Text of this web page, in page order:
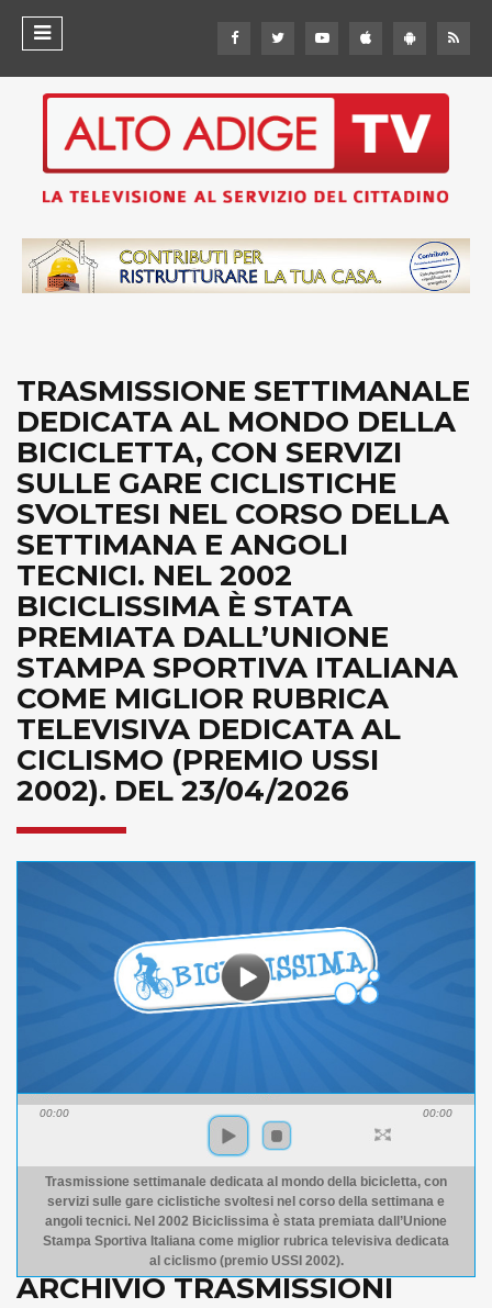
TRASMISSIONE SETTIMANALE
DEDICATA AL MONDO DELLA
BICICLETTA, CON SERVIZI
SULLE GARE CICLISTICHE
SVOLTESI NEL CORSO DELLA
SETTIMANA E ANGOLI
TECNICI. NEL 2002
BICICLISSIMA È STATA
PREMIATA DALL’UNIONE
STAMPA SPORTIVA ITALIANA
COME MIGLIOR RUBRICA
TELEVISIVA DEDICATA AL
CICLISMO (PREMIO USSI
2002). DEL 23/04/2026
00:00 00:00
Trasmissione settimanale dedicata al mondo della bicicletta, con
servizi sulle gare ciclistiche svoltesi nel corso della settimana e
angoli tecnici. Nel 2002 Biciclissima è stata premiata dall’Unione
Stampa Sportiva Italiana come miglior rubrica televisiva dedicata
al ciclismo (premio USSI 2002).
ARCHIVIO TRASMISSIONI